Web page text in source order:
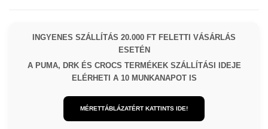
INGYENES SZÁLLÍTÁS 20.000 FT FELETTI VÁSÁRLÁS
ESETÉN
A PUMA, DRK ÉS CROCS TERMÉKEK SZÁLLÍTÁSI IDEJE
ELÉRHETI A 10 MUNKANAPOT IS
MÉRETTÁBLÁZATÉRT KATTINTS IDE!